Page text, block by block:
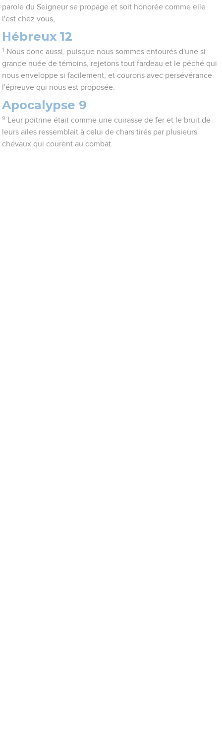
parole du Seigneur se propage et soit honorée comme elle
l'est chez vous,
Hébreux 12
1 Nous donc aussi, puisque nous sommes entourés d'une si
grande nuée de témoins, rejetons tout fardeau et le péché qui
nous enveloppe si facilement, et courons avec persévérance
l'épreuve qui nous est proposée.
Apocalypse 9
9
Leur poitrine était comme une cuirasse de fer et le bruit de
leurs ailes ressemblait à celui de chars tirés par plusieurs
chevaux qui courent au combat.